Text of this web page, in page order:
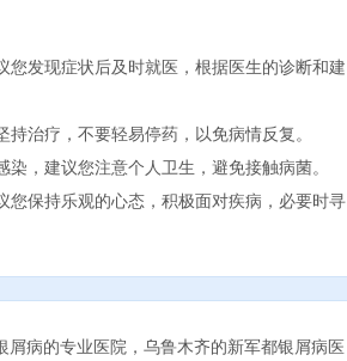
您发现症状后及时就医，根据医生的诊断和建
治疗，不要轻易停药，以免病情反复。
，建议您注意个人卫生，避免接触病菌。
您保持乐观的心态，积极面对疾病，必要时寻
病的专业医院，乌鲁木齐的新军都银屑病医